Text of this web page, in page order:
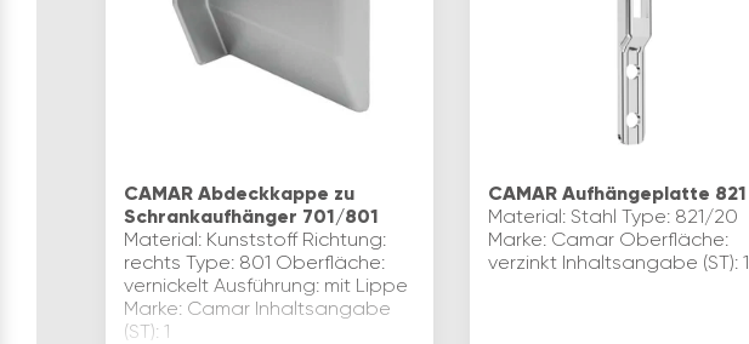
CAMAR Abdeckkappe zu
Schrankaufhänger 701/801
Material: Kunststoff Richtung:
rechts Type: 801 Oberfläche:
vernickelt Ausführung: mit Lippe
Marke: Camar Inhaltsangabe
(ST): 1
CAMAR Aufhängeplatte 821
Material: Stahl Type: 821/20
Marke: Camar Oberfläche:
verzinkt Inhaltsangabe (ST): 1